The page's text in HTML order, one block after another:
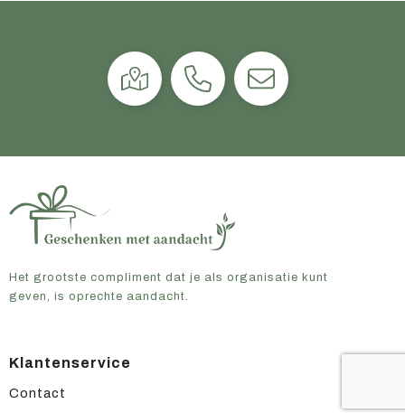
Het grootste compliment dat je als organisatie kunt
geven, is oprechte aandacht.
Klantenservice
Contact